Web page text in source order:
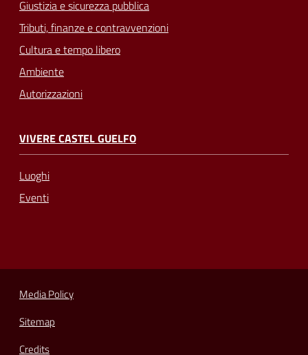
Giustizia e sicurezza pubblica
Tributi, finanze e contravvenzioni
Cultura e tempo libero
Ambiente
Autorizzazioni
VIVERE CASTEL GUELFO
Luoghi
Eventi
Media Policy
Sitemap
Credits